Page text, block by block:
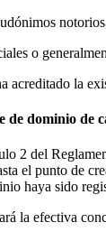
o
acreditado la
de dominio de
2 del
el punto de
haya sido
la efectiva